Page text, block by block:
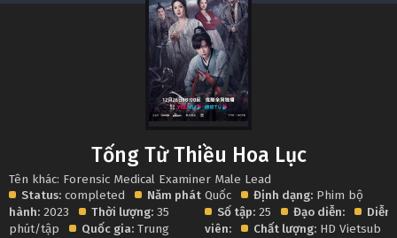
Tống Từ Thiều Hoa Lục
Tên khác: Forensic Medical Examiner Male Lead
Status: completed
Năm phát
hành: 2023 Thời lượng: 35
phút/tập
Quốc gia: Trung
Quốc Định dạng: Phim bộ
Số tập: 25 Đạo diễn:
Diễn
viên:
Chất lượng: HD Vietsub